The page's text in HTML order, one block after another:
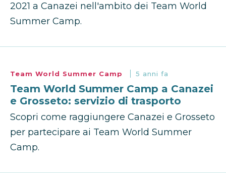
2021 a Canazei nell'ambito dei Team World
Summer Camp.
Team World Summer Camp 5 anni fa
Team World Summer Camp a Canazei
e Grosseto: servizio di trasporto
Scopri come raggiungere Canazei e Grosseto
per partecipare ai Team World Summer
Camp.